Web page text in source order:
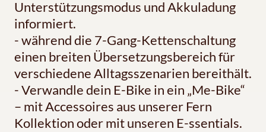
Unterstützungsmodus und Akkuladung
informiert.
- während die 7-Gang-Kettenschaltung
einen breiten Übersetzungsbereich für
verschiedene Alltagsszenarien bereithält.
- Verwandle dein E-Bike in ein „Me-Bike“
– mit Accessoires aus unserer Fern
Kollektion oder mit unseren E-ssentials.